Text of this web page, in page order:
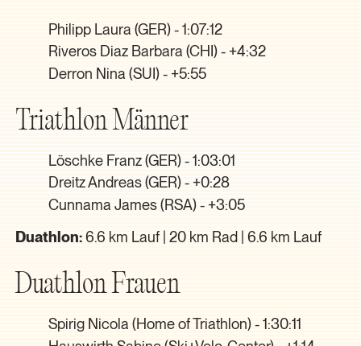
Philipp Laura (GER) - 1:07:12
Riveros Diaz Barbara (CHI) - +4:32
Derron Nina (SUI) - +5:55
Triathlon Männer
Löschke Franz (GER) - 1:03:01
Dreitz Andreas (GER) - +0:28
Cunnama James (RSA) - +3:05
Duathlon:6.6 km Lauf | 20 km Rad | 6.6 km Lauf
Duathlon Frauen
Spirig Nicola (Home of Triathlon) - 1:30:11